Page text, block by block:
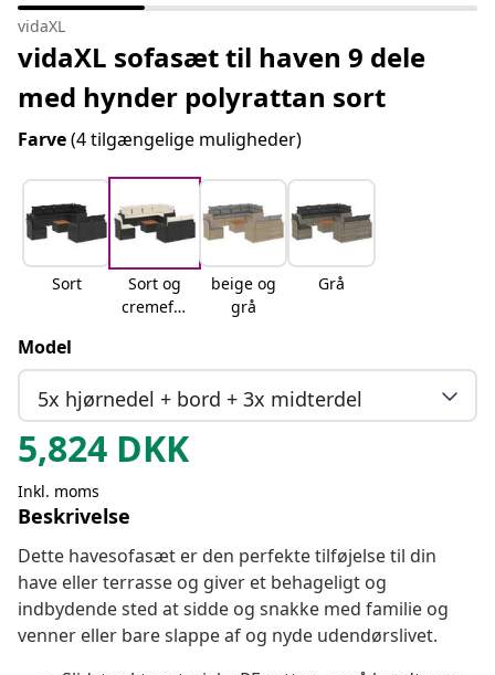
vidaXL
vidaXL sofasæt til haven 9 dele
med hynder polyrattan sort
Farve(4 tilgængelige muligheder)
Sort
Sort og
cremefar
beige og
grå
Grå
Model
5x hjørnedel + bord + 3x midterdel
5,824 DKK
Inkl. moms
Beskrivelse
Dette havesofasæt er den perfekte tilføjelse til din
have eller terrasse og giver et behageligt og
indbydende sted at sidde og snakke med familie og
venner eller bare slappe af og nyde udendørslivet.